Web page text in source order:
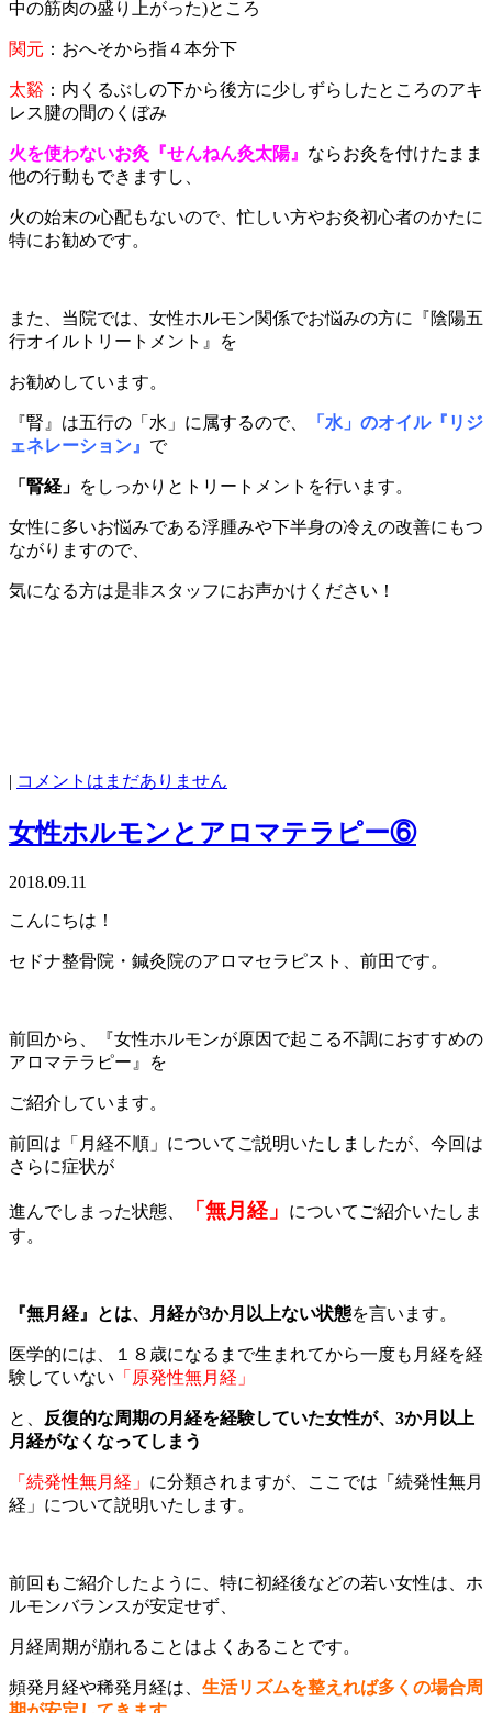
中の筋肉の盛り上がった)ところ
関元 ：おへそから指４本分下
太谿 ：内くるぶしの下から後方に少しずらしたところのアキ
レス腱の間のくぼみ
火を使わないお灸『せんねん灸太陽』 ならお灸を付けたまま
他の行動もできますし、
火の始末の心配もないので、忙しい方やお灸初心者のかたに
特にお勧めです。
また、当院では、女性ホルモン関係でお悩みの方に『陰陽五
行オイルトリートメント』を
お勧めしています。
『腎』は五行の「水」に属するので、
「水」のオイル『リジ
ェネレーション』 で
「腎経」 をしっかりとトリートメントを行います。
女性に多いお悩みである浮腫みや下半身の冷えの改善にもつ
ながりますので、
気になる方は是非スタッフにお声かけください！
| コメントはまだありません
女性ホルモンとアロマテラピー⑥
2018.09.11
こんにちは！
セドナ整骨院・鍼灸院のアロマセラピスト、前田です。
前回から、『女性ホルモンが原因で起こる不調におすすめの
アロマテラピー』を
ご紹介しています。
前回は「月経不順」についてご説明いたしましたが、今回は
さらに症状が
進んでしまった状態、 「無月経」
についてご紹介いたしま
す。
『無月経』とは、月経が3か月以上ない状態を言います。
医学的には、１８歳になるまで生まれてから一度も月経を経
験していない 「原発性無月経」
と、
反復的な周期の月経を経験していた女性が、3か月以上
月経がなくなってしまう
「続発性無月経」 に分類されますが、ここでは「続発性無月
経」について説明いたします。
前回もご紹介したように、特に初経後などの若い女性は、ホ
ルモンバランスが安定せず、
月経周期が崩れることはよくあることです。
頻発月経や稀発月経は、 生活リズムを整えれば多くの場合周